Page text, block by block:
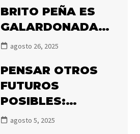
BRITO PEÑA ES
GALARDONADA
CON EL PREMIO
2025
agosto 26, 2025
PENSAR OTROS
FUTUROS
POSIBLES:
PRONTO
agosto 5, 2025